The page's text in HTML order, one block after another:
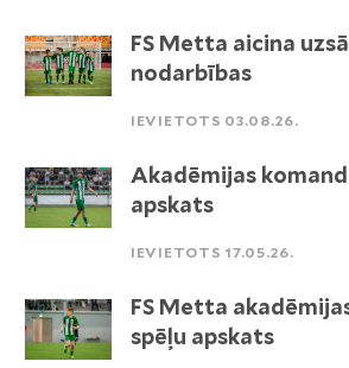
FS Metta aicina
nodarbības
IEVIETOTS 03.08.26.
Akadēmijas
apskats
IEVIETOTS 17.05.26.
FS Metta
spēļu apskats